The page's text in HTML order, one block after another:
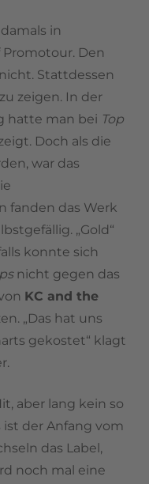
in
Den
Stattdessen
zeigen. In der
hatte man bei Top
Doch als die
war das
fanden das Werk
„Gold“
konnte sich
nicht gegen das
KC and the
„Das hat uns
gekostet“ klagt
aber lang kein so
ist der Anfang vom
das Label,
noch mal eine